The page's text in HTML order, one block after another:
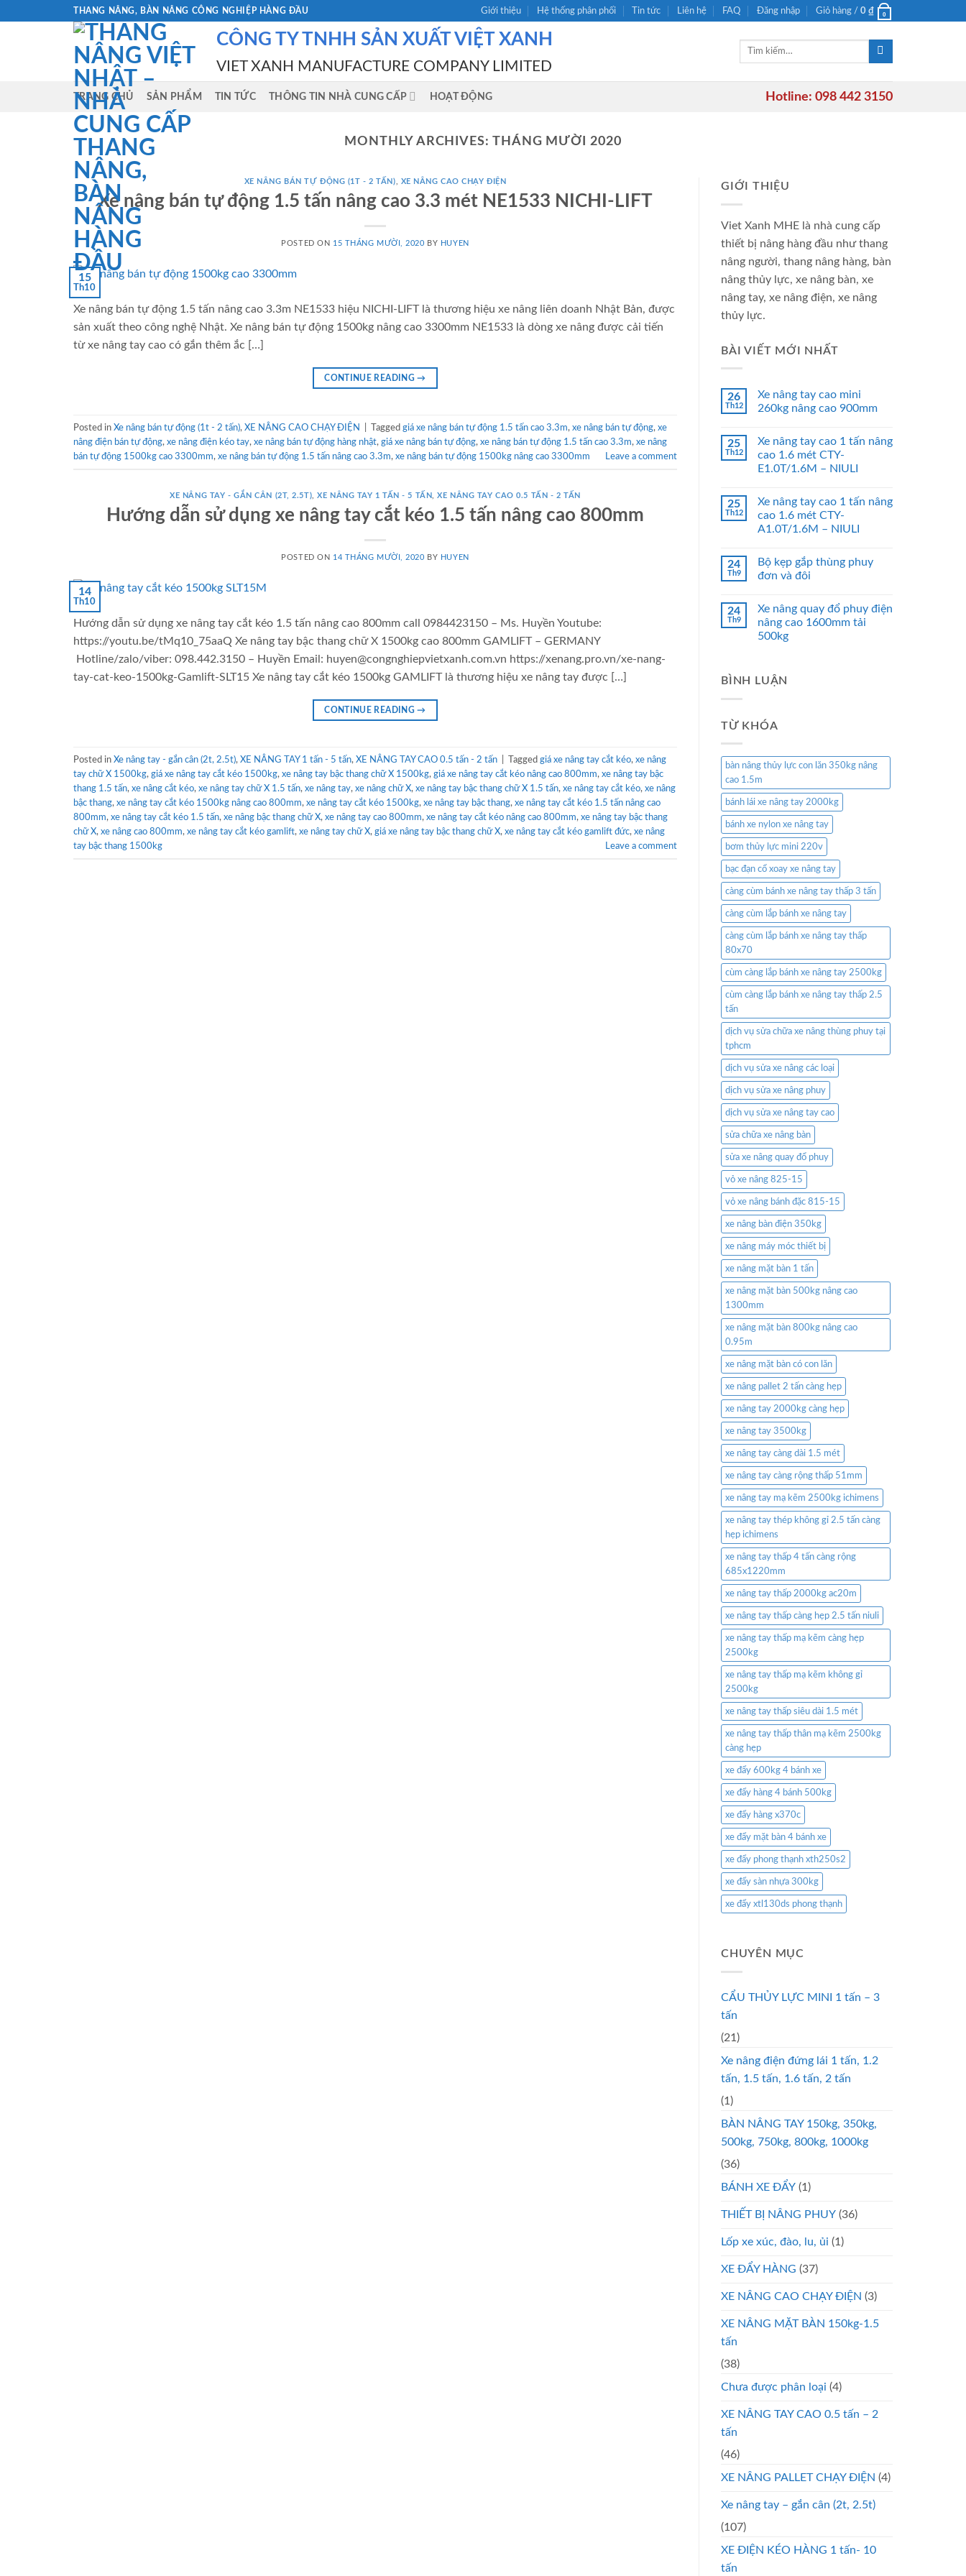
THANG NÂNG, BÀN NÂNG CÔNG NGHIỆP HÀNG ĐẦU Giới thiệu Hệ thống phân phối Tin tức Liên hệ FAQ Đăng nhập Giỏ hàng / 0 ₫ 0
CÔNG TY TNHH SẢN XUẤT VIỆT XANH
VIET XANH MANUFACTURE COMPANY LIMITED
Tìm
TRANG CHỦ SẢN PHẨM TIN TỨC THÔNG TIN NHÀ CUNG CẤP HOẠT ĐỘNG Hotline: 098 442 3150
MONTHLY ARCHIVES: THÁNG MƯỜI 2020
XE NÂNG BÁN TỰ ĐỘNG (1T - 2 TẤN) XE NÂNG CAO CHẠY ĐIỆN
Xe nâng bán tự động 1.5 tấn nâng cao 3.3 mét NE1533 NICHI-LIFT
POSTED ON 15 THÁNG MƯỜI, 2020 BY HUYEN
15
Th10
Xe nâng bán tự động 1.5 tấn nâng cao 3.3m NE1533 hiệu NICHI-LIFT là thương hiệu xe nâng liên doanh Nhật Bản, được
sản xuất theo công nghệ Nhật. Xe nâng bán tự động 1500kg nâng cao 3300mm NE1533 là dòng xe nâng được cải tiến
từ xe nâng tay cao có gắn thêm ắc […]
CONTINUE READING→
Posted in Xe nâng bán tự động (1t - 2 tấn), XE NÂNG CAO CHẠY ĐIỆN Tagged giá xe nâng bán tự động 1.5 tấn cao 3.3m, xe nâng bán tự động, xe
nâng điện bán tự động, xe nâng điện kéo tay, xe nâng bán tự động hàng nhật, giá xe nâng bán tự động, xe nâng bán tự động 1.5 tấn cao 3.3m, xe nâng
bán tự động 1500kg cao 3300mm, xe nâng bán tự động 1.5 tấn nâng cao 3.3m, xe nâng bán tự động 1500kg nâng cao 3300mm Leave a comment
XE NÂNG TAY - GẮN CÂN (2T, 2.5T),XE NÂNG TAY 1 TẤN - 5 TẤN,XE NÂNG TAY CAO 0.5 TẤN - 2 TẤN
Hướng dẫn sử dụng xe nâng tay cắt kéo 1.5 tấn nâng cao 800mm
POSTED ON 14 THÁNG MƯỜI, 2020 BY HUYEN
14
Th10
Hướng dẫn sử dụng xe nâng tay cắt kéo 1.5 tấn nâng cao 800mm call 0984423150 – Ms. Huyền Youtube:
https://youtu.be/tMq10_75aaQ Xe nâng tay bậc thang chữ X 1500kg cao 800mm GAMLIFT – GERMANY
Hotline/zalo/viber: 098.442.3150 – Huyền Email: huyen@congnghiepvietxanh.com.vn https://xenang.pro.vn/xe-nang-
tay-cat-keo-1500kg-Gamlift-SLT15 Xe nâng tay cắt kéo 1500kg GAMLIFT là thương hiệu xe nâng tay được […]
CONTINUE READING→
Posted in Xe nâng tay - gắn cân (2t, 2.5t), XE NÂNG TAY 1 tấn - 5 tấn, XE NÂNG TAY CAO 0.5 tấn - 2 tấn Tagged giá xe nâng tay cắt kéo, xe nâng
tay chữ X 1500kg, giá xe nâng tay cắt kéo 1500kg, xe nâng tay bậc thang chữ X 1500kg, giá xe nâng tay cắt kéo nâng cao 800mm, xe nâng tay bậc
thang 1.5 tấn, xe nâng cắt kéo, xe nâng tay chữ X 1.5 tấn, xe nâng tay, xe nâng chữ X, xe nâng tay bậc thang chữ X 1.5 tấn, xe nâng tay cắt kéo, xe nâng
bậc thang, xe nâng tay cắt kéo 1500kg nâng cao 800mm, xe nâng tay cắt kéo 1500kg, xe nâng tay bậc thang, xe nâng tay cắt kéo 1.5 tấn nâng cao
800mm, xe nâng tay cắt kéo 1.5 tấn, xe nâng bậc thang chữ X, xe nâng tay cao 800mm, xe nâng tay cắt kéo nâng cao 800mm, xe nâng tay bậc thang
chữ X, xe nâng cao 800mm, xe nâng tay cắt kéo gamlift, xe nâng tay chữ X, giá xe nâng tay bậc thang chữ X, xe nâng tay cắt kéo gamlift đức, xe nâng
tay bậc thang 1500kg
Leave a comment
GIỚI THIỆU
Viet Xanh MHE là nhà cung cấp
thiết bị nâng hàng đầu như thang
nâng người, thang nâng hàng, bàn
nâng thủy lực, xe nâng bàn, xe
nâng tay, xe nâng điện, xe nâng
thủy lực.
BÀI VIẾT MỚI NHẤT
26
Th12
Xe nâng tay cao mini
260kg nâng cao 900mm
25
Th12
Xe nâng tay cao 1 tấn nâng
cao 1.6 mét CTY-
E1.0T/1.6M – NIULI
25
Th12
Xe nâng tay cao 1 tấn nâng
cao 1.6 mét CTY-
A1.0T/1.6M – NIULI
24
Th9
Bộ kẹp gắp thùng phuy
đơn và đôi
24
Th9
Xe nâng quay đổ phuy điện
nâng cao 1600mm tải
500kg
BÌNH LUẬN
TỪ KHÓA
bàn nâng thủy lực con lăn 350kg nâng
cao 1.5m
bánh lái xe nâng tay 2000kg
bánh xe nylon xe nâng tay
bơm thủy lực mini 220v
bạc đạn cổ xoay xe nâng tay
càng cùm bánh xe nâng tay thấp 3 tấn
càng cùm lắp bánh xe nâng tay
càng cùm lắp bánh xe nâng tay thấp
80x70
cùm càng lắp bánh xe nâng tay 2500kg
cùm càng lắp bánh xe nâng tay thấp 2.5
tấn
dịch vụ sửa chữa xe nâng thùng phuy tại
tphcm
dịch vụ sửa xe nâng các loại
dịch vụ sửa xe nâng phuy
dịch vụ sửa xe nâng tay cao
sửa chữa xe nâng bàn
sửa xe nâng quay đổ phuy
vỏ xe nâng 825-15
vỏ xe nâng bánh đặc 815-15
xe nâng bàn điện 350kg
xe nâng máy móc thiết bị
xe nâng mặt bàn 1 tấn
xe nâng mặt bàn 500kg nâng cao
1300mm
xe nâng mặt bàn 800kg nâng cao
0.95m
xe nâng mặt bàn có con lăn
xe nâng pallet 2 tấn càng hẹp
xe nâng tay 2000kg càng hẹp
xe nâng tay 3500kg
xe nâng tay càng dài 1.5 mét
xe nâng tay càng rộng thấp 51mm
xe nâng tay mạ kẽm 2500kg ichimens
xe nâng tay thép không gỉ 2.5 tấn càng
hẹp ichimens
xe nâng tay thấp 4 tấn càng rộng
685x1220mm
xe nâng tay thấp 2000kg ac20m
xe nâng tay thấp càng hẹp 2.5 tấn niuli
xe nâng tay thấp mạ kẽm càng hẹp
2500kg
xe nâng tay thấp mạ kẽm không gỉ
2500kg
xe nâng tay thấp siêu dài 1.5 mét
xe nâng tay thấp thân mạ kẽm 2500kg
càng hẹp
xe đẩy 600kg 4 bánh xe
xe đẩy hàng 4 bánh 500kg
xe đẩy hàng x370c
xe đẩy mặt bàn 4 bánh xe
xe đẩy phong thạnh xth250s2
xe đẩy sàn nhựa 300kg
xe đẩy xtl130ds phong thạnh
CHUYÊN MỤC
CẨU THỦY LỰC MINI 1 tấn – 3
tấn
(21)
Xe nâng điện đứng lái 1 tấn, 1.2
tấn, 1.5 tấn, 1.6 tấn, 2 tấn
(1)
BÀN NÂNG TAY 150kg, 350kg,
500kg, 750kg, 800kg, 1000kg
(36)
BÁNH XE ĐẨY (1)
THIẾT BỊ NÂNG PHUY (36)
Lốp xe xúc, đào, lu, ủi (1)
XE ĐẨY HÀNG (37)
XE NÂNG CAO CHẠY ĐIỆN (3)
XE NÂNG MẶT BÀN 150kg-1.5
tấn
(38)
Chưa được phân loại (4)
XE NÂNG TAY CAO 0.5 tấn – 2
tấn
(46)
XE NÂNG PALLET CHẠY ĐIỆN (4)
Xe nâng tay – gắn cân (2t, 2.5t)
(107)
XE ĐIỆN KÉO HÀNG 1 tấn- 10
tấn